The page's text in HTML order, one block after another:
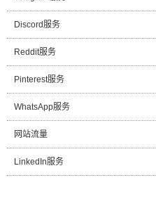
Discord服务
Reddit服务
Pinterest服务
WhatsApp服务
网站流量
LinkedIn服务